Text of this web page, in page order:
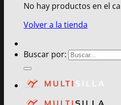
No hay productos en el
Volver a la tienda
Buscar por: